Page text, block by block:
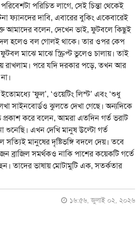
পরিচিত লাগে, সেই চিন্তা থেকেই
ফ্যানদের দাবি, এবারের বুকিং একেবারেই
আমাদের বলেন, দেখেন ভাই, ফুটবলে কিছুই
দল হলেও বল গোলই থাকে। তার ওপর কেপ
ফুটবল মাঝে মাঝে স্ক্রিপ্ট ভুলেও চালায়। তাই
রাখলাম। পরে যদি দরকার পড়ে, তখন আর
ইতোমধ্যে ‘ফুল’, ‘ওয়েটিং লিস্ট’ এবং ‘শুধু
সাইনবোর্ডও ঝুলতে দেখা গেছে। অন্যদিকে
প্রকাশ করে বলেন, আমরা এতদিন গর্ত ভরাট
শুনেছি। এখন দেখি মানুষ উল্টো গর্ত
মানুষের দৃষ্টিভঙ্গি বদলে দেয়। তবে
ব্রাজিল সমর্থকও নাকি পাশের কয়েকটি গর্তে
তাদের ভাষায় মোটামুটি এক, সতর্কতার
১৬:৫৬, জুলাই ০২, ২০২৬